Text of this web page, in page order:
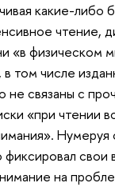
какие-
«в физическом
том числе
не связаны с
«при чтении
Нумеруя
свои
на